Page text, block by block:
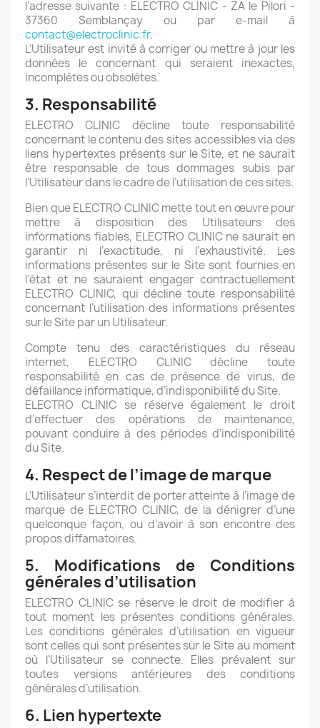
l’adresse suivante : ELECTRO CLINIC - ZA le Pilori -
37360 Semblançay ou par e-mail à
contact@electroclinic.fr.
L’Utilisateur est invité à corriger ou mettre à jour les
données le concernant qui seraient inexactes,
incomplètes ou obsolètes.
3. Responsabilité
ELECTRO CLINIC décline toute responsabilité
concernant le contenu des sites accessibles via des
liens hypertextes présents sur le Site, et ne saurait
être responsable de tous dommages subis par
l’Utilisateur dans le cadre de l’utilisation de ces sites.
Bien que ELECTRO CLINIC mette tout en œuvre pour
mettre à disposition des Utilisateurs des
informations fiables, ELECTRO CLINIC ne saurait en
garantir ni l’exactitude, ni l’exhaustivité. Les
informations présentes sur le Site sont fournies en
l’état et ne sauraient engager contractuellement
ELECTRO CLINIC, qui décline toute responsabilité
concernant l’utilisation des informations présentes
sur le Site par un Utilisateur.
Compte tenu des caractéristiques du réseau
internet, ELECTRO CLINIC décline toute
responsabilité en cas de présence de virus, de
défaillance informatique, d’indisponibilité du Site.
ELECTRO CLINIC se réserve également le droit
d’effectuer des opérations de maintenance,
pouvant conduire à des périodes d’indisponibilité
du Site.
4. Respect de l’image de marque
L’Utilisateur s’interdit de porter atteinte à l’image de
marque de ELECTRO CLINIC, de la dénigrer d’une
quelconque façon, ou d’avoir à son encontre des
propos diffamatoires.
5. Modifications de Conditions
générales d’utilisation
ELECTRO CLINIC se réserve le droit de modifier à
tout moment les présentes conditions générales.
Les conditions générales d’utilisation en vigueur
sont celles qui sont présentes sur le Site au moment
où l’Utilisateur se connecte. Elles prévalent sur
toutes versions antérieures des conditions
générales d’utilisation.
6. Lien hypertexte